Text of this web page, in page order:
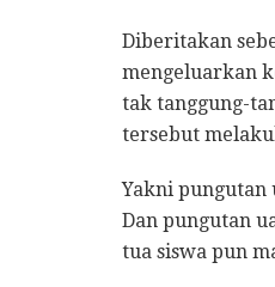
Diberitakan
mengeluarkan
tak tanggung-
tersebut
Yakni pungutan
Dan pungutan
tua siswa pun